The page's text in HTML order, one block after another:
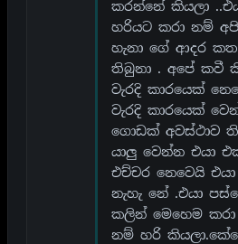
කරන්නේ කියලා
හරියට කරා නම්
හැනා ගේ ආදර
තිබුනා . අපේ කවී
වැරදි කාරයෙක්
වැරදි කාරයෙක්
ගොඩක් අවස්ථාව
යාලු වෙන්න එයා
එච්චර නෙවෙයි
නැහැ නේ .එයා
කලින් මෙහෙම
නම් හරි